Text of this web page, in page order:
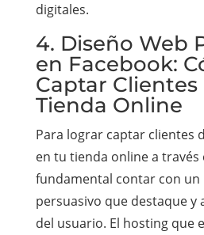
digitales.
4. Diseño Web
en Facebook:
Captar
Tienda Online
Para lograr captar clientes
en tu tienda online a través
fundamental contar con un
persuasivo que destaque y
del usuario. El hosting que